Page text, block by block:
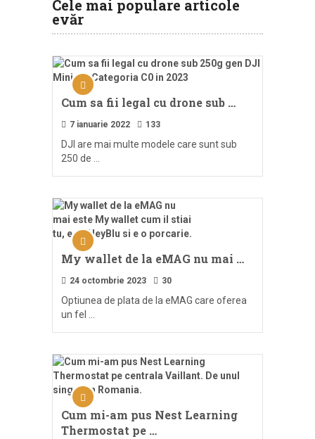
Cele mai populare articole
evăr
Cum sa fii legal cu drone sub …
7 ianuarie 2022 133
DJI are mai multe modele care sunt sub
250 de …
My wallet de la eMAG nu mai …
24 octombrie 2023 30
Optiunea de plata de la eMAG care oferea
un fel …
Cum mi-am pus Nest Learning
Thermostat pe …